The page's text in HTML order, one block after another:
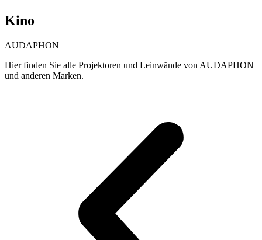
der
Produktseite
Kino
AUDAPHON
Hier finden Sie alle Projektoren und Leinwände von AUDAPHON
und anderen Marken.